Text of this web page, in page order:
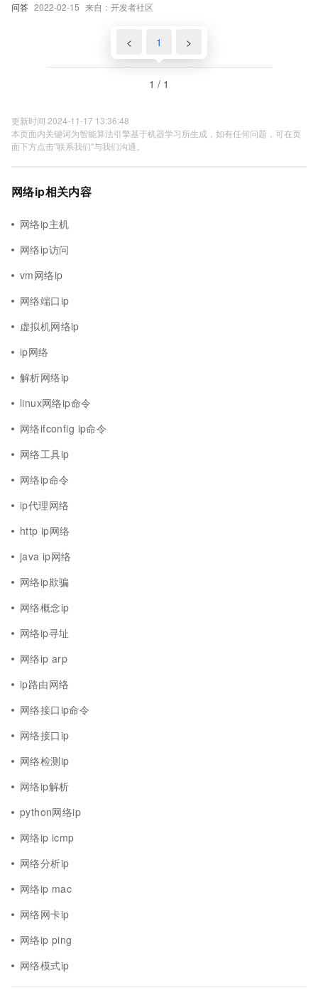
问答 2022-02-15 来自：开发者社区
< 1 >
1 / 1
更新时间 2024-11-17 13:36:48
本页面内关键词为智能算法引擎基于机器学习所生成，如有任何问题，可在页
面下方点击"联系我们"与我们沟通。
网络ip相关内容
网络ip主机
网络ip访问
vm网络ip
网络端口ip
虚拟机网络ip
ip网络
解析网络ip
linux网络ip命令
网络ifconfig ip命令
网络工具ip
网络ip命令
ip代理网络
http ip网络
java ip网络
网络ip欺骗
网络概念ip
网络ip寻址
网络ip arp
ip路由网络
网络接口ip命令
网络接口ip
网络检测ip
网络ip解析
python网络ip
网络ip icmp
网络分析ip
网络ip mac
网络网卡ip
网络ip ping
网络模式ip